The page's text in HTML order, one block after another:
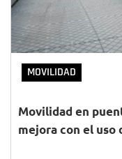
MOVILIDAD
Movilidad en
mejora con el uso